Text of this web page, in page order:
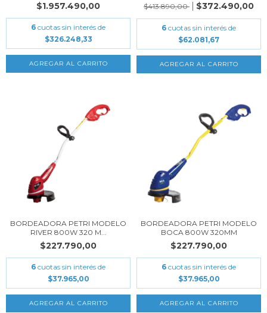
$1.957.490,00
6 cuotas sin interés de
$326.248,33
$413.890,00
$372.490,00
6 cuotas sin interés de
$62.081,67
BORDEADORA PETRI MODELO
RIVER 800W 320 M...
$227.790,00
6 cuotas sin interés de
$37.965,00
BORDEADORA PETRI MODELO
BOCA 800W 320MM
$227.790,00
6 cuotas sin interés de
$37.965,00